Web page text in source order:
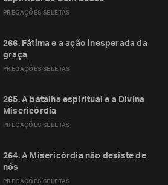
PREGAÇÕES SELETAS
PREGAÇÕES SELETAS
266. Fátima e a ação inesperada da
graça
PREGAÇÕES SELETAS
265. A batalha espiritual e a Divina
Misericórdia
PREGAÇÕES SELETAS
264. A Misericórdia não desiste de
nós